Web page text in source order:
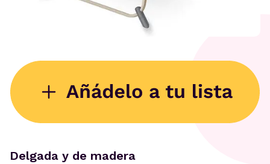
Delgada y de madera